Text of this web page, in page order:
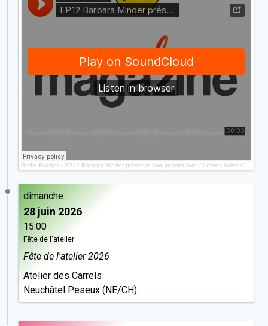
Radio Rocher · EP12 Barbara Minder présente son premier livre, "Lettres intimes"
dimanche
28 juin 2026
15:00
Fête de l'atelier
Fête de l'atelier 2026
Atelier des Carrels
Neuchâtel Peseux (NE/CH)